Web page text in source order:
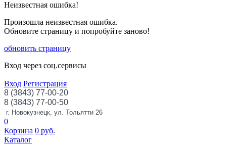
Неизвестная ошибка!
Произошла неизвестная ошибка.
Обновите страницу и попробуйте заново!
обновить страницу
Вход через соц.сервисы
Вход Регистрация
8 (3843) 77-00-20
8 (3843) 77-00-50
г. Новокузнецк, ул. Тольятти 26
0
Корзина 0 руб.
Каталог